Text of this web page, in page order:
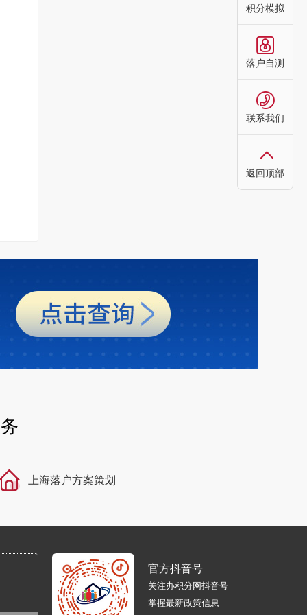
上海落户方案策划
官方抖音号
关注办积分网抖音号
掌握最新政策信息
积分模拟
落户自测
联系我们
返回顶部